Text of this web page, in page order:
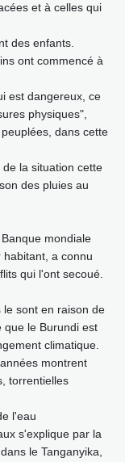
et à celles qui
des enfants.
ont commencé à
est dangereux, ce
physiques",
dans cette
la situation cette
des pluies au
mondiale
a connu
qui l'ont secoué.
le sont en raison de
que le Burundi est
climatique.
montrent
torrentielles
l'eau
s'explique par la
le Tanganyika,